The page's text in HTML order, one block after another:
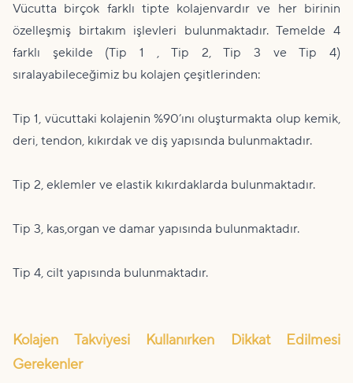
Vücutta birçok farklı tipte kolajenvardır ve her birinin
özelleşmiş birtakım işlevleri bulunmaktadır. Temelde 4
farklı şekilde (Tip 1 , Tip 2, Tip 3 ve Tip 4)
sıralayabileceğimiz bu kolajen çeşitlerinden:
Tip 1, vücuttaki kolajenin %90’ını oluşturmakta olup kemik,
deri, tendon, kıkırdak ve diş yapısında bulunmaktadır.
Tip 2, eklemler ve elastik kıkırdaklarda bulunmaktadır.
Tip 3, kas,organ ve damar yapısında bulunmaktadır.
Tip 4, cilt yapısında bulunmaktadır.
Kolajen Takviyesi Kullanırken Dikkat Edilmesi
Gerekenler